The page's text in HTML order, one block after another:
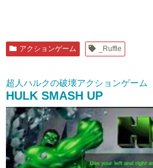
アクションゲーム _Ruffle
超人ハルクの破壊アクションゲーム
HULK SMASH UP